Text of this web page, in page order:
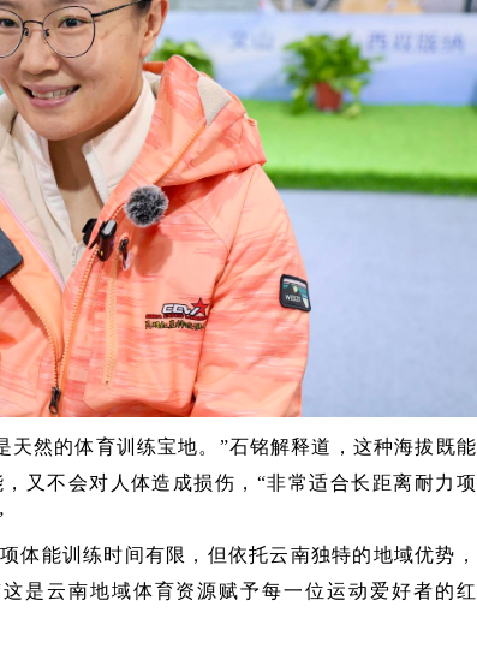
天然的体育训练宝地。”石铭解释道，这种海拔既能
又不会对人体造成损伤，“非常适合长距离耐力项
体能训练时间有限，但依托云南独特的地域优势，
是云南地域体育资源赋予每一位运动爱好者的红